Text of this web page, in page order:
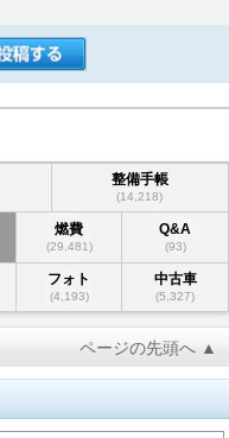
整備手帳
(14,218)
燃費
(29,481)
Q&A
(93)
フォト
(4,193)
中古車
(5,327)
ページの先頭へ ▲